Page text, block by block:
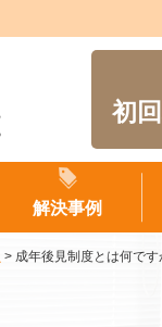
初
解決事例
> 成年後見制度とは何で